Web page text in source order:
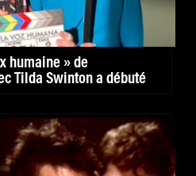
humaine » de
Tilda Swinton a débuté